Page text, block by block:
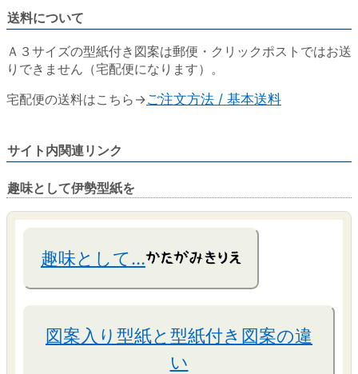
送料について
Ａ３サイズの型紙付き図案は郵便・クリックポストではお送
りできません（宅配便になります）。
宅配便の送料はこちら→ご注文方法 / 基本送料
サイト内関連リンク
趣味として伊勢型紙を
趣味として…
図案入り型紙と型紙付き図案の違
い